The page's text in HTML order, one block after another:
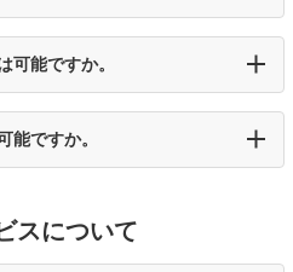
可能ですか。
能ですか。
スについて